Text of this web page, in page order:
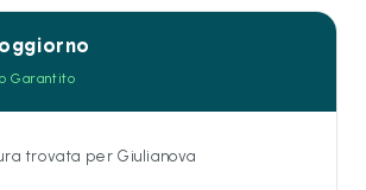
Garantito
trovata per Giulianova